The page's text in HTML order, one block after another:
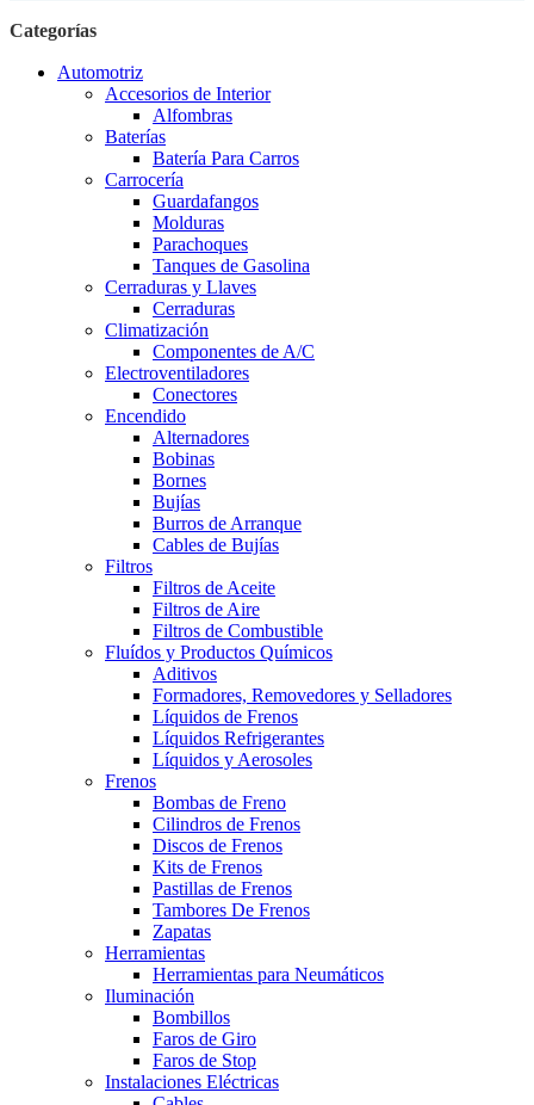
Categorías
Automotriz
Accesorios de Interior
Alfombras
Baterías
Batería Para Carros
Carrocería
Guardafangos
Molduras
Parachoques
Tanques de Gasolina
Cerraduras y Llaves
Cerraduras
Climatización
Componentes de A/C
Electroventiladores
Conectores
Encendido
Alternadores
Bobinas
Bornes
Bujías
Burros de Arranque
Cables de Bujías
Filtros
Filtros de Aceite
Filtros de Aire
Filtros de Combustible
Fluídos y Productos Químicos
Aditivos
Formadores, Removedores y Selladores
Líquidos de Frenos
Líquidos Refrigerantes
Líquidos y Aerosoles
Frenos
Bombas de Freno
Cilindros de Frenos
Discos de Frenos
Kits de Frenos
Pastillas de Frenos
Tambores De Frenos
Zapatas
Herramientas
Herramientas para Neumáticos
Iluminación
Bombillos
Faros de Giro
Faros de Stop
Instalaciones Eléctricas